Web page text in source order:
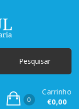
0
Carrinho
€0,00